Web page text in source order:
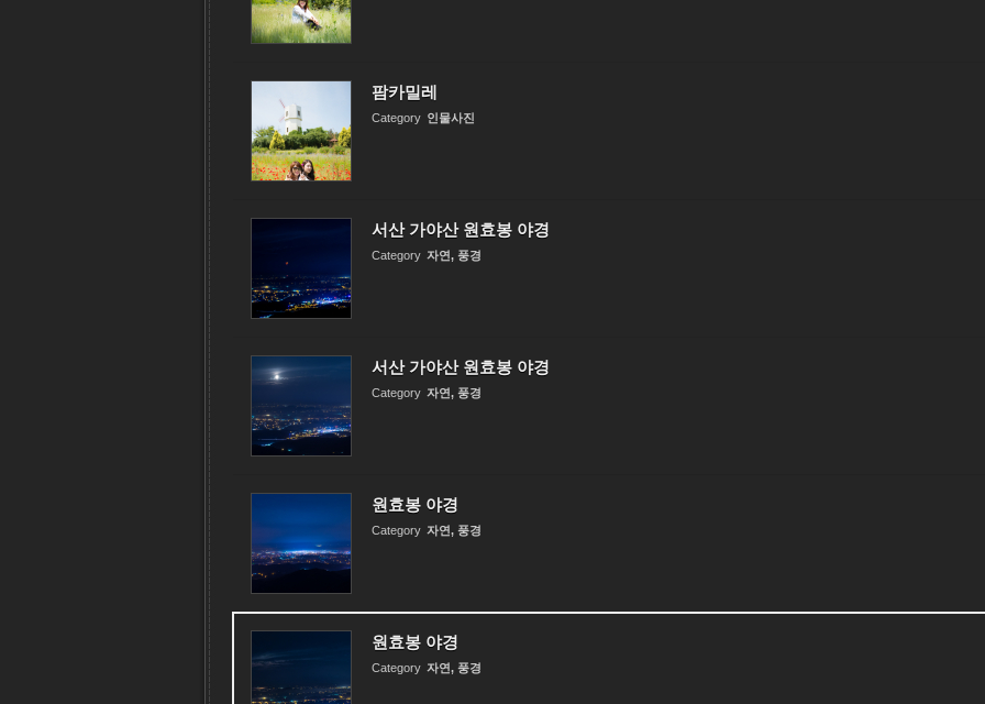
팜카밀레
Category 인물사진
서산 가야산 원효봉 야경
Category 자연, 풍경
서산 가야산 원효봉 야경
Category 자연, 풍경
원효봉 야경
Category 자연, 풍경
원효봉 야경
Category 자연, 풍경